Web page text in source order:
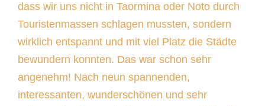
dass wir uns nicht in Taormina oder Noto durch
Touristenmassen schlagen mussten, sondern
wirklich entspannt und mit viel Platz die Städte
bewundern konnten. Das war schon sehr
angenehm! Nach neun spannenden,
interessanten, wunderschönen und sehr